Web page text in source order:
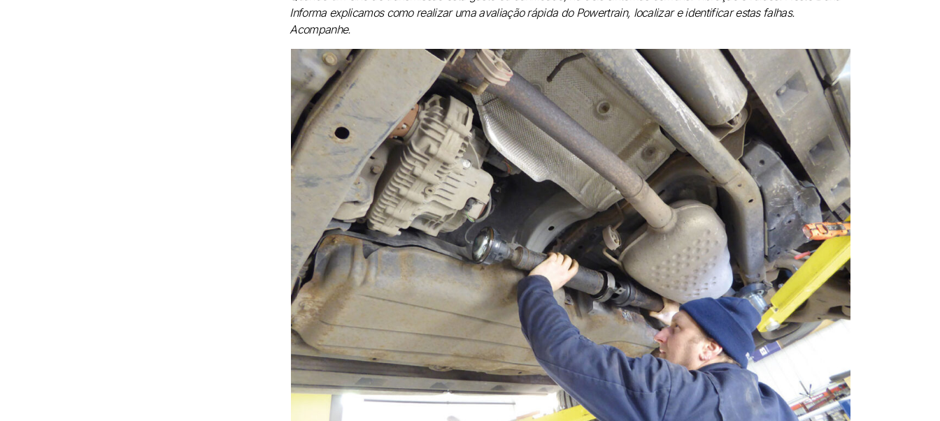
Informa explicamos como realizar uma avaliação rápida do Powertrain, localizar e identificar estas falhas.
Acompanhe.